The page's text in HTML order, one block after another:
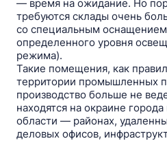
— время на ожидание. Но
требуются склады очень
со специальным
определенного уровня
режима).
Такие помещения, как
территории промышленных
производство больше не
находятся на окраине
области — районах,
деловых офисов,